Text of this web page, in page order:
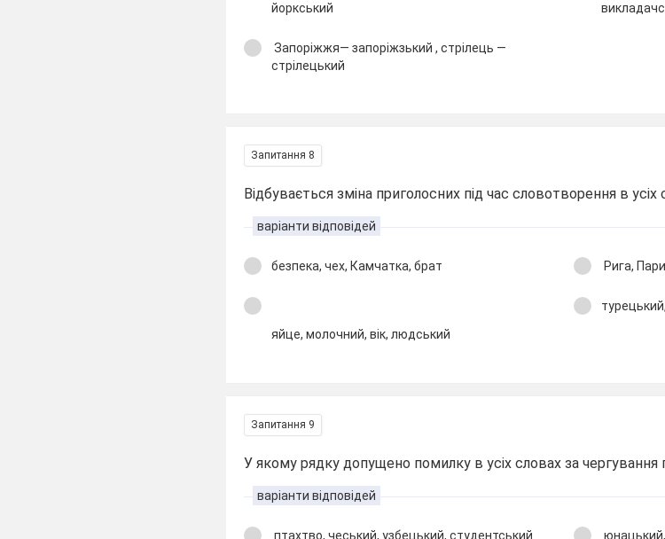
йоркський
Запоріжжя— запоріжзький , стрілець —
стрілецький
Запитання 8
Відбувається зміна приголосних під час словотворення в усіх
варіанти відповідей
безпека, чех, Камчатка, брат Рига,
яйце, молочний, вік, людський
Запитання 9
У якому рядку допущено помилку в усіх словах за чергування
варіанти відповідей
птахтво, чеський, узбецький, студентський